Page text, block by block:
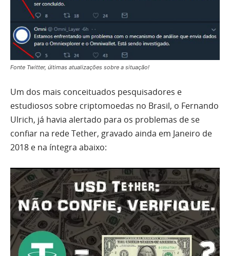
Fonte Twitter, últimas atualizações sobre a situação!
Um dos mais conceituados pesquisadores e
estudiosos sobre criptomoedas no Brasil, o Fernando
Ulrich, já havia alertado para os problemas de se
confiar na rede Tether, gravado ainda em Janeiro de
2018 e na íntegra abaixo: